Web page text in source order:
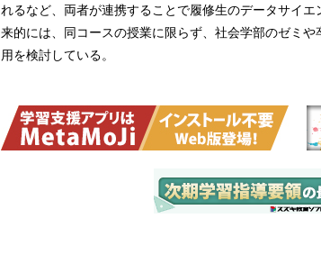
れるなど、両者が連携することで履修生のデータサイ
来的には、同コースの授業に限らず、社会学部のゼミ
用を検討している。